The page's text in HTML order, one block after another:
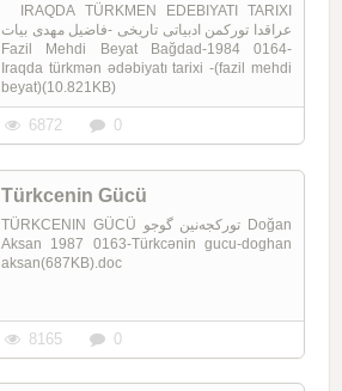
IRAQDA TÜRKMEN EDEBIYATI TARIXI
عراقدا تورکمن ادبیاتی تاریخی -فاضیل مهدی بیات
Fazil Mehdi Beyat Bağdad-1984 0164-
Iraqda türkmən ədəbiyatı tarixi -(fazil mehdi
beyat)(10.821KB)
6872 0
Türkcenin Gücü
TÜRKCENIN GÜCÜ تورکجه‌نین گوجو Doğan
Aksan 1987 0163-Türkcənin gucu-doghan
aksan(687KB).doc
8165 0